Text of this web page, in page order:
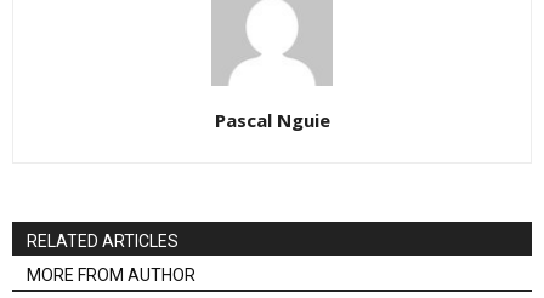
Pascal Nguie
RELATED ARTICLES
MORE FROM AUTHOR